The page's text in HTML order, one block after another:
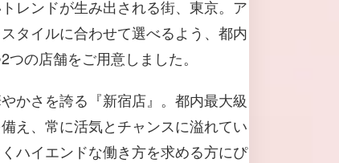
レンドが生み出される街、東京。ア
タイルに合わせて選べるよう、都内
の店舗をご用意しました。
かさを誇る『新宿店』。都内最大級
え、常に活気とチャンスに溢れてい
ハイエンドな働き方を求める方にぴ